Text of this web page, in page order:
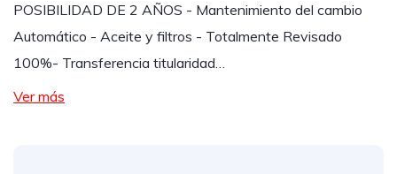
POSIBILIDAD DE 2 AÑOS - Mantenimiento del cambio
Automático - Aceite y filtros - Totalmente Revisado
100%- Transferencia titularidad…
Ver más